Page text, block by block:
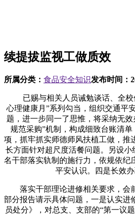
续提拔监视工做质效
所属分类： 食品安全知识发布时间：
已赐与相关人员诫勉谈话、全校
心理健康月”系列勾当，组织交通平
题，进一步同一了思惟，将采纳无效
规范采购”机制，构成细致台账清
项，抓牢抓实师德师风扶植工做，推
长方面针对超尺度活餐问题。另设小
名干部落实轨制的施行力，依规依纪
平安认识。四是长效办
落实干部理论进修相关要求，会
部分报告请示具体问题，一是认实进
员处分》，对总支、支部的“第一议题